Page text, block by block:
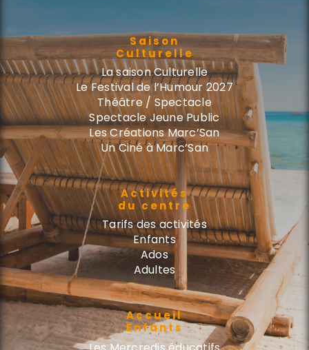
Saison
Culturelle
La saison Culturelle
Le Festival de l’Humour 2027
Théâtre / Spectacle
Spectacle Jeune Public
Les Créations Marc’San
Un Ciné à Marc’San
Activités
du centre
Tarifs des activités
Enfants
Ados
Adultes
Accueil
Enfants